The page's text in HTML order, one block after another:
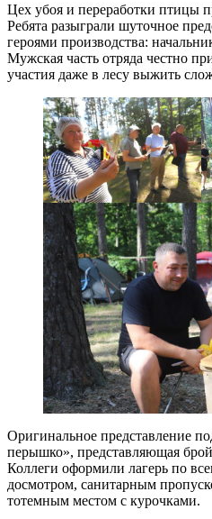
Цех убоя и переработки птицы
Ребята разыграли шуточное
героями производства:
Мужская часть отряда честно
участия даже в лесу выжить
Оригинальное представление
перышко», представляющая
Коллеги оформили лагерь по
досмотром, санитарным
тотемным местом с курочками.